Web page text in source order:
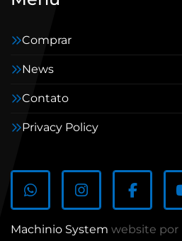
Comprar
News
Contato
Privacy Policy
whatsappinstagram
Machinio System website por